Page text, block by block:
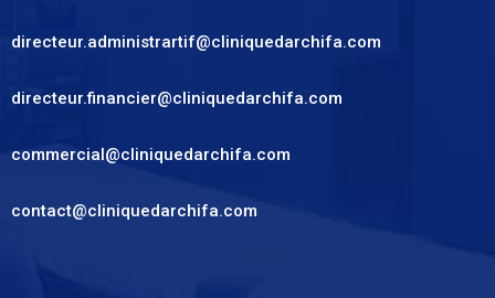
directeur.administrartif@cliniquedarchifa.com
directeur.financier@cliniquedarchifa.com
commercial@cliniquedarchifa.com
contact@cliniquedarchifa.com